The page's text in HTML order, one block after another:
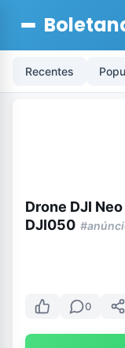
Recentes
Drone DJI
DJI050
0